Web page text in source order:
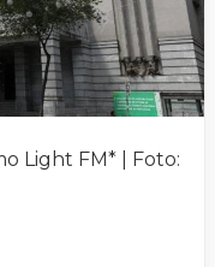
Light FM* | Foto: